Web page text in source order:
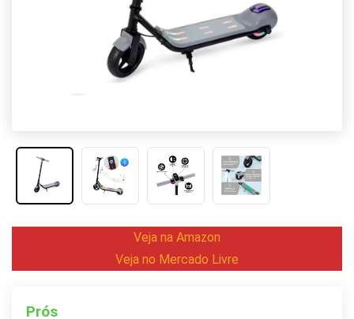
Veja na Amazon
Veja no Mercado Livre
Prós